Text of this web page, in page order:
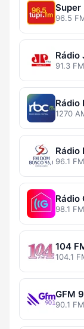
Super
96.5
Rádio
91.3
Rádio
1270
Rádio
96.1
Rádio
98.1
104
104.1
GFM
90.1